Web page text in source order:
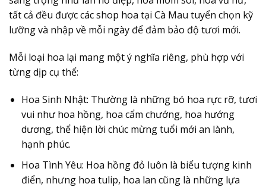
tất cả đều được các shop hoa tại Cà Mau tuyển chọn kỹ
lưỡng và nhập về mỗi ngày để đảm bảo độ tươi mới.
Mỗi loại hoa lại mang một ý nghĩa riêng, phù hợp với
từng dịp cụ thể:
Hoa Sinh Nhật: Thường là những bó hoa rực rỡ, tươi
vui như hoa hồng, hoa cẩm chướng, hoa hướng
dương, thể hiện lời chúc mừng tuổi mới an lành,
hạnh phúc.
Hoa Tình Yêu: Hoa hồng đỏ luôn là biểu tượng kinh
điển, nhưng hoa tulip, hoa lan cũng là những lựa